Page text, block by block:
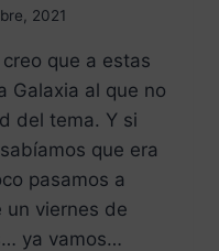
2021
que a estas
Galaxia al que no
del tema. Y si
que era
pasamos a
un viernes de
ya vamos…